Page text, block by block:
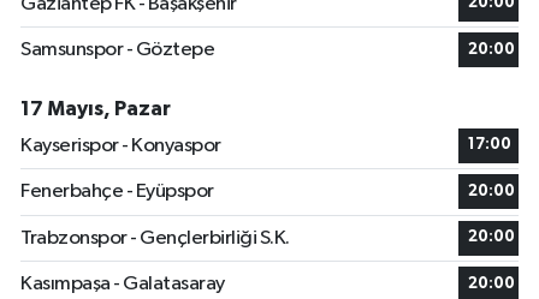
20:00
Samsunspor - Göztepe 20:00
17 Mayıs, Pazar
Kayserispor - Konyaspor
17:00
Fenerbahçe - Eyüpspor 20:00
Trabzonspor - Gençlerbirliği S.K. 20:00
Kasımpaşa - Galatasaray 20:00